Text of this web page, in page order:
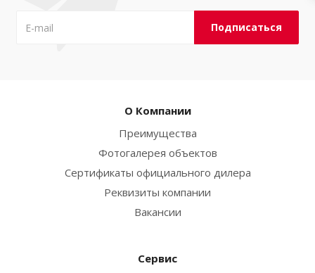
О Компании
Преимущества
Фотогалерея объектов
Сертификаты официального дилера
Реквизиты компании
Вакансии
Сервис